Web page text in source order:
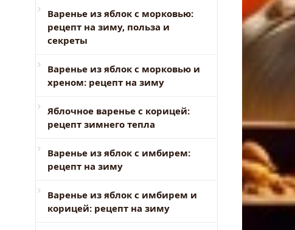
Варенье из яблок с морковью:
рецепт на зиму, польза и
секреты
Варенье из яблок с морковью и
хреном: рецепт на зиму
Яблочное варенье с корицей:
рецепт зимнего тепла
Варенье из яблок с имбирем:
рецепт на зиму
Варенье из яблок с имбирем и
корицей: рецепт на зиму